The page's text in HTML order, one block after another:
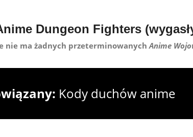
Dungeon Fighters
nie ma żadnych przeterminowanychAnime
Kody duchów anime